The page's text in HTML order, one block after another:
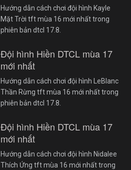
Hướng dẫn cách chơi đội hình Kayle
Mặt Trời tft mùa 16 mới nhất trong
phiên bản dtcl 17.8.
Đội hình Hiền DTCL mùa 17
mới nhất
Hướng dẫn cách chơi đội hình LeBlanc
Thần Rừng tft mùa 16 mới nhất trong
phiên bản dtcl 17.8.
Đội hình Hiền DTCL mùa 17
mới nhất
Hướng dẫn cách chơi đội hình Nidalee
Thích Ứng tft mùa 16 mới nhất trong